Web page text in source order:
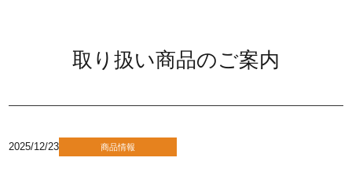
取り扱い商品のご案内
2025/12/23 商品情報